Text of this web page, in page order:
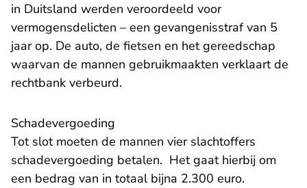
in Duitsland werden veroordeeld voor
vermogensdelicten – een gevangenisstraf van 5
jaar op. De auto, de fietsen en het gereedschap
waarvan de mannen gebruikmaakten verklaart de
rechtbank verbeurd.
Schadevergoeding
Tot slot moeten de mannen vier slachtoffers
schadevergoeding betalen. Het gaat hierbij om
een bedrag van in totaal bijna 2.300 euro.